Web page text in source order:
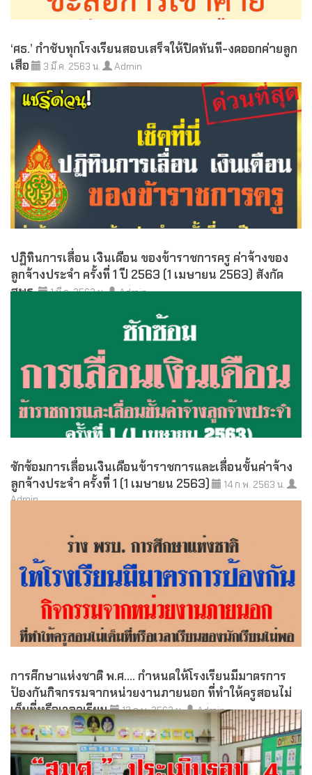
‘ศธ.’ กำชับทุกโรงเรียนสอบเสร็จให้ปิดทันที-งดออกค่ายลูก
เสือ
3 มี.ค. 2563 น. Admin
ปฏิทินการเลื่อน เงินเดือน ของข้าราชการครู ค่าจ้างของ
ลูกจ้างประจํา ครั้งที่ 1 ปี 2563 (1 เมษายน 2563) สังกัด
สพฐ.
1 มี.ค. 2563 น. Admin
ซักซ้อมการเลื่อนเงินเดือนข้าราชการและเลื่อนขั้นค่าจ้าง
ลูกจ้างประจำ ครั้งที่ 1 (1 เมษายน 2563)
14 ก.พ. 2563 น.
Admin
การศึกษาแห่งชาติ พ.ศ…. กำหนดให้โรงเรียนมีมาตรการ
ป้องกันกิจกรรมจากหน่วยงานภายนอก ที่ทำให้ครูสอนไม่
เต็มที่หรือเวลาเรียน
12 ก.พ. 2563 น. Admin